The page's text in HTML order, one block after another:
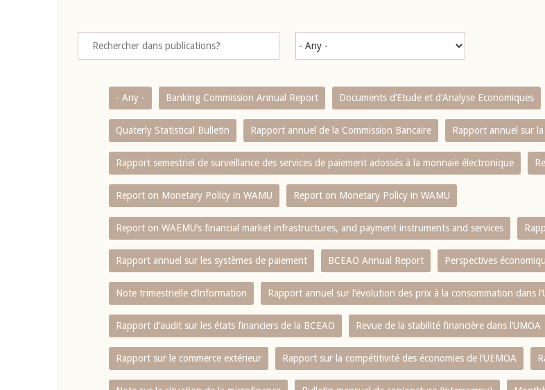
- Any - Banking Commission Annual Report Documents d’Etude et d’Analyse Economiques
Quaterly Statistical Bulletin Rapport annuel de la Commission Bancaire Rapport annuel sur
Rapport semestriel de surveillance des services de paiement adossés à la monnaie électronique
Report on Monetary Policy in WAMU Report on Monetary Policy in WAMU
Report on WAEMU’s financial market infrastructures, and payment instruments and services
Rapport annuel sur les systèmes de paiement BCEAO Annual Report Perspectives
Note trimestrielle d‘information Rapport annuel sur l‘évolution des prix à la consommation dans
Rapport d‘audit sur les états financiers de la BCEAO Revue de la stabilité financière dans l‘UMOA
Rapport sur le commerce extérieur Rapport sur la compétitivité des économies de l‘UEMOA